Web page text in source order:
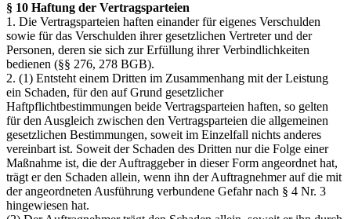
§ 10 Haftung der Vertragsparteien
1. Die Vertragsparteien haften einander für eigenes Verschulden
sowie für das Verschulden ihrer gesetzlichen Vertreter und der
Personen, deren sie sich zur Erfüllung ihrer Verbindlichkeiten
bedienen (§§ 276, 278 BGB).
2. (1) Entsteht einem Dritten im Zusammenhang mit der Leistung
ein Schaden, für den auf Grund gesetzlicher
Haftpflichtbestimmungen beide Vertragsparteien haften, so gelten
für den Ausgleich zwischen den Vertragsparteien die allgemeinen
gesetzlichen Bestimmungen, soweit im Einzelfall nichts anderes
vereinbart ist. Soweit der Schaden des Dritten nur die Folge einer
Maßnahme ist, die der Auftraggeber in dieser Form angeordnet hat,
trägt er den Schaden allein, wenn ihn der Auftragnehmer auf die mit
der angeordneten Ausführung verbundene Gefahr nach § 4 Nr. 3
hingewiesen hat.